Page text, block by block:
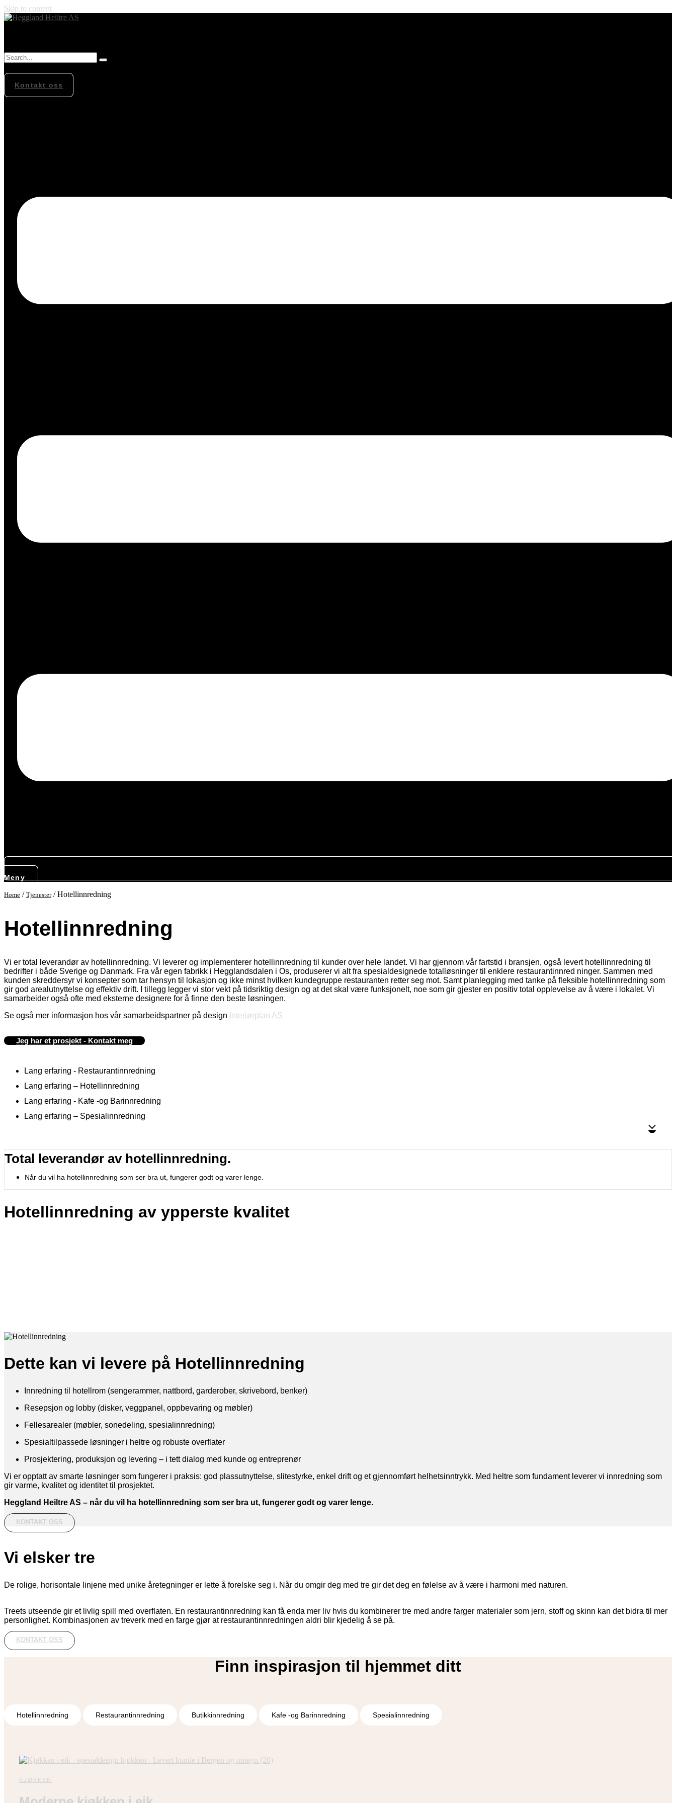
Skip to content
Kontakt oss
Meny
Home / Tjenester/Hotellinnredning
Hotellinnredning
Vi er total leverandør av hotellinnredning. Vi leverer og implementerer hotellinnredning til kunder over hele landet. Vi har gjennom vår fartstid i bransjen, også levert hotellinnredning til
bedrifter i både Sverige og Danmark. Fra vår egen fabrikk i Hegglandsdalen i Os, produserer vi alt fra spesialdesignede totalløsninger til enklere restaurantinnred ninger. Sammen med
kunden skreddersyr vi konsepter som tar hensyn til lokasjon og ikke minst hvilken kundegruppe restauranten retter seg mot. Samt planlegging med tanke på fleksible hotellinnredning som
gir god arealutnyttelse og effektiv drift. I tillegg legger vi stor vekt på tidsriktig design og at det skal være funksjonelt, noe som gir gjester en positiv total opplevelse av å være i lokalet. Vi
samarbeider også ofte med eksterne designere for å finne den beste løsningen.
Se også mer informasjon hos vår samarbeidspartner på design Interiørplan AS
Jeg har et prosjekt - Kontakt meg
Lang erfaring - Restaurantinnredning
Lang erfaring – Hotellinnredning
Lang erfaring - Kafe -og Barinnredning
Lang erfaring – Spesialinnredning
Total leverandør av hotellinnredning.
Når du vil ha hotellinnredning som ser bra ut, fungerer godt og varer lenge.
Hotellinnredning av ypperste kvalitet
Dette kan vi levere på Hotellinnredning
Innredning til hotellrom (sengerammer, nattbord, garderober, skrivebord, benker)
Resepsjon og lobby (disker, veggpanel, oppbevaring og møbler)
Fellesarealer (møbler, sonedeling, spesialinnredning)
Spesialtilpassede løsninger i heltre og robuste overflater
Prosjektering, produksjon og levering – i tett dialog med kunde og entreprenør
Vi er opptatt av smarte løsninger som fungerer i praksis: god plassutnyttelse, slitestyrke, enkel drift og et gjennomført helhetsinntrykk. Med heltre som fundament leverer vi innredning som
gir varme, kvalitet og identitet til prosjektet.
Heggland Heiltre AS – når du vil ha hotellinnredning som ser bra ut, fungerer godt og varer lenge.
KONTAKT OSS
Vi elsker tre
De rolige, horisontale linjene med unike åretegninger er lette å forelske seg i. Når du omgir deg med tre gir det deg en følelse av å være i harmoni med naturen.
Treets utseende gir et livlig spill med overflaten. En restaurantinnredning kan få enda mer liv hvis du kombinerer tre med andre farger materialer som jern, stoff og skinn kan det bidra til mer
personlighet. Kombinasjonen av treverk med en farge gjør at restaurantinnredningen aldri blir kjedelig å se på.
KONTAKT OSS
Finn inspirasjon til hjemmet ditt
Hotellinnredning Restaurantinnredning Butikkinnredning Kafe -og Barinnredning Spesialinnredning
KJØKKEN